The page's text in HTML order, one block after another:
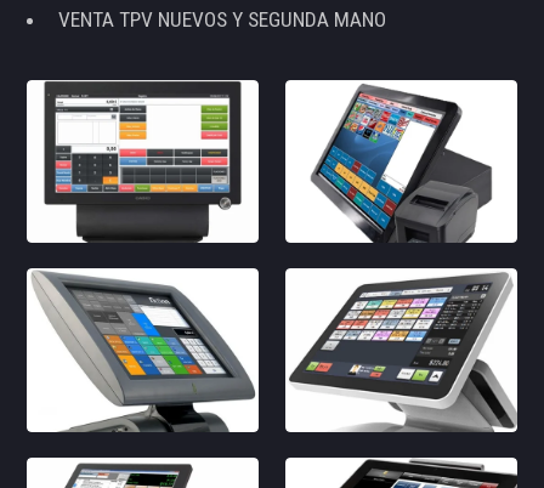
VENTA TPV NUEVOS Y SEGUNDA MANO